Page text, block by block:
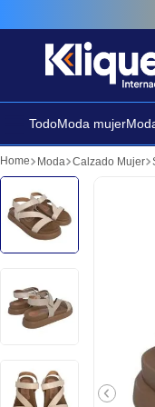
TodoModa mujer
Moda Calzado Mujer